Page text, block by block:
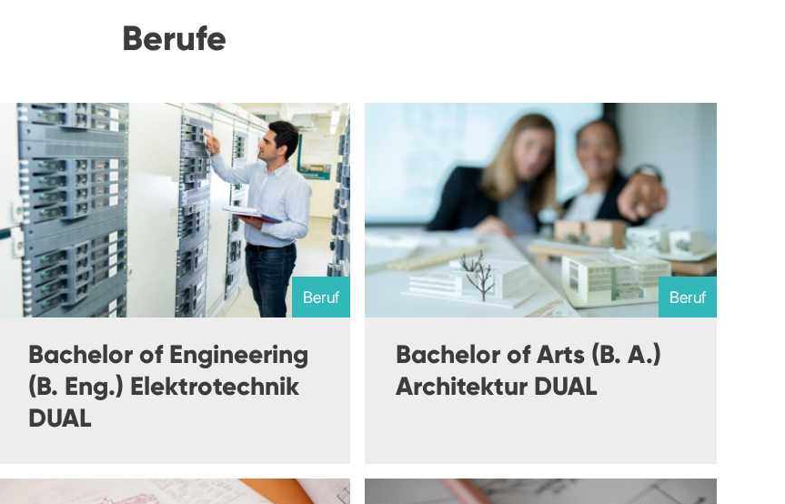
Berufe
Beruf
Bachelor of Engineering
(B. Eng.) Elektrotechnik
DUAL
Beruf
Bachelor of Arts (B. A.)
Architektur DUAL